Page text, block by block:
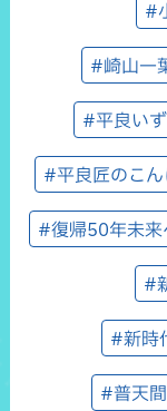
#
#崎山一
#平良い
#平良匠のこん
#復帰50年未来
#
#新時
#普天